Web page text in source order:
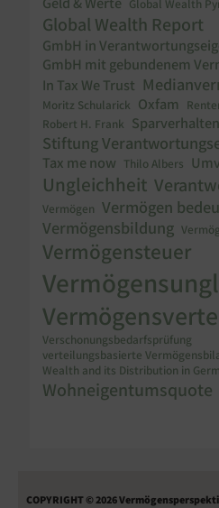
Global Wealth
Global Wealth Report
GmbH in
GmbH mit gebundenem
In Tax We Trust
Moritz Schularick Oxfam
Robert H. Frank Sparverhalten
Stiftung
Tax me now Thilo Albers
Ungleichheit
Vermögen Vermögen
Vermögensbildung
Vermögensteuer
Verschonungsbedarfsprüfung
verteilungsbasierte
Wealth and its Distribution in
Wohneigentumsquote
COPYRIGHT © 2026